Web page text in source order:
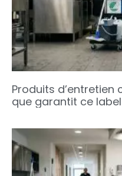
Produits d’entretien
que garantit ce